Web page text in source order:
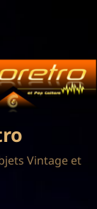
Vintage et